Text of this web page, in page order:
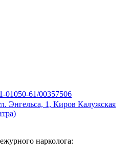
01050-61/00357506
Энгельса, 1, Киров Калужская
нарколога: